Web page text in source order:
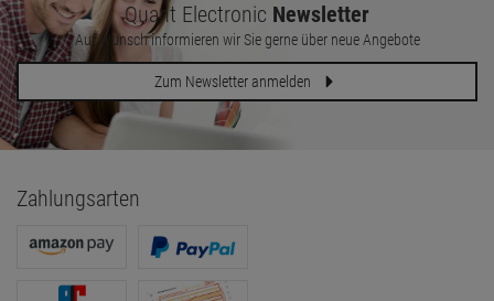
Quant Electronic Newsletter
Auf Wunsch informieren wir Sie gerne über neue Angebote
Zum Newsletter anmelden
Zahlungsarten